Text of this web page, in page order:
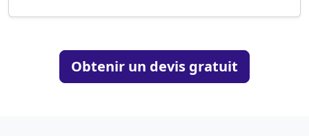
Obtenir un devis gratuit